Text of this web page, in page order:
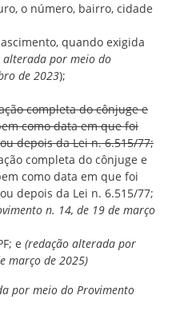
o número, bairro, cidade
quando exigida
alterada por meio do
de 2023);
completa do cônjuge e
como data em que foi
depois da Lei n. 6.515/77;
completa do cônjuge e
como data em que foi
depois da Lei n. 6.515/77;
n. 14, de 19 de março
e (redação alterada por
março de 2025)
por meio do Provimento